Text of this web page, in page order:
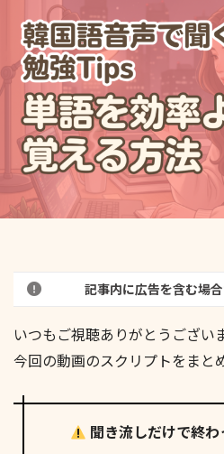
記事内に広告を含む場合
いつもご視聴ありがとうござい
今回の動画のスクリプトをまと
聞き流しだけで終わ